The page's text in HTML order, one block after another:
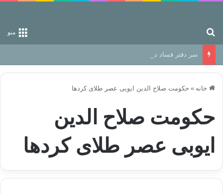
منو
سر دفتر فساد در زمین‌، دوری وکناره‌گیری از راه خداست‌!
خانه » حکومت صلاح الدین ایوبی عصر طلای کردها
حکومت صلاح الدین
ایوبی عصر طلای کردها